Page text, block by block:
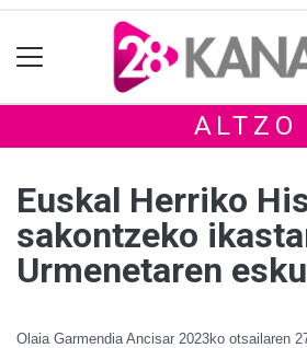
ALTZO
Euskal Herriko
sakontzeko
Urmenetaren
Olaia Garmendia Ancisar 2023ko otsailaren